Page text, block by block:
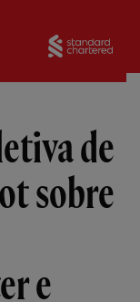
de
sobre
e